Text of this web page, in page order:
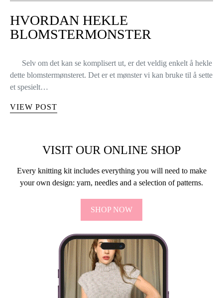
HVORDAN HEKLE
BLOMSTERMONSTER
Selv om det kan se komplisert ut, er det veldig enkelt å hekle
dette blomstermønsteret. Det er et mønster vi kan bruke til å sette
et spesielt…
VIEW POST
VISIT OUR ONLINE SHOP
Every knitting kit includes everything you will need to make
your own design: yarn, needles and a selection of patterns.
SHOP NOW